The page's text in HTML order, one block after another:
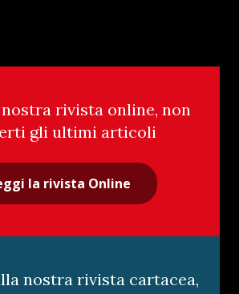
rivista online, non
gli ultimi articoli
la rivista Online
nostra rivista cartacea,